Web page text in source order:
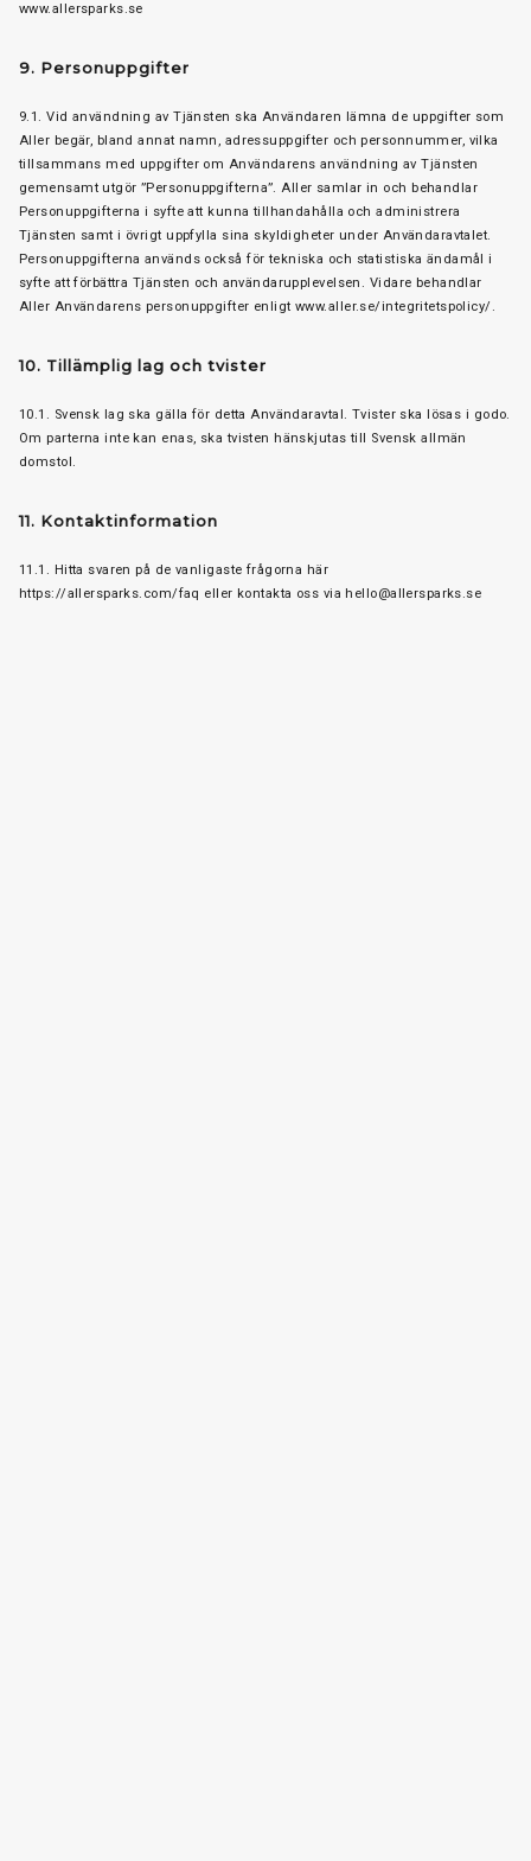
www.allersparks.se
9. Personuppgifter
9.1. Vid användning av Tjänsten ska Användaren lämna de uppgifter som
Aller begär, bland annat namn, adressuppgifter och personnummer, vilka
tillsammans med uppgifter om Användarens användning av Tjänsten
gemensamt utgör ”Personuppgifterna”. Aller samlar in och behandlar
Personuppgifterna i syfte att kunna tillhandahålla och administrera
Tjänsten samt i övrigt uppfylla sina skyldigheter under Användaravtalet.
Personuppgifterna används också för tekniska och statistiska ändamål i
syfte att förbättra Tjänsten och användarupplevelsen. Vidare behandlar
Aller Användarens personuppgifter enligt www.aller.se/integritetspolicy/.
10. Tillämplig lag och tvister
10.1. Svensk lag ska gälla för detta Användaravtal. Tvister ska lösas i godo.
Om parterna inte kan enas, ska tvisten hänskjutas till Svensk allmän
domstol.
11. Kontaktinformation
11.1. Hitta svaren på de vanligaste frågorna här
https://allersparks.com/faq eller kontakta oss via hello@allersparks.se